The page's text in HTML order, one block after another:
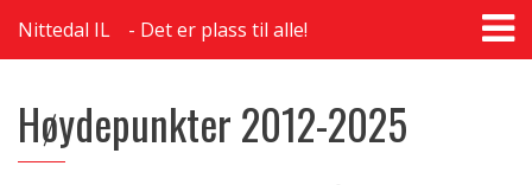
Nittedal IL Det er plass til alle!
Høydepunkter 2012-2025